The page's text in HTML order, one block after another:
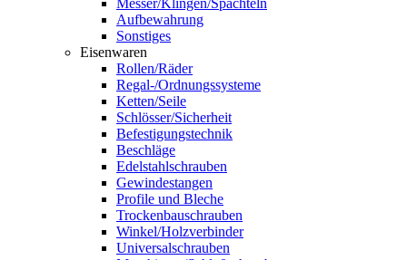
Messer/Klingen/Spachteln
Aufbewahrung
Sonstiges
Eisenwaren
Rollen/Räder
Regal-/Ordnungssysteme
Ketten/Seile
Schlösser/Sicherheit
Befestigungstechnik
Beschläge
Edelstahlschrauben
Gewindestangen
Profile und Bleche
Trockenbauschrauben
Winkel/Holzverbinder
Universalschrauben